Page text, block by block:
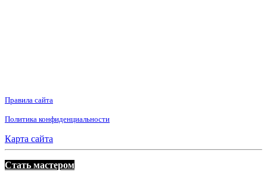
Правила сайта
Политика конфиденциальности
Карта сайта
Стать мастером